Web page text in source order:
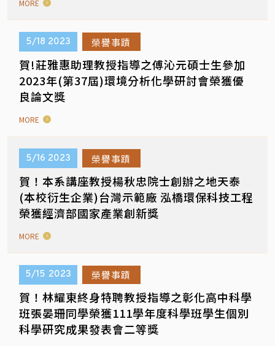
MORE
5/18 2023 榮譽事蹟
賀!莊雅惠助理教授指導之傅沁元碩士生參加
2023年(第37屆)環境分析化學研討會榮獲優
良論文獎
MORE
5/16 2023 榮譽事蹟
賀！本系講座教授楊秋忠院士創辦之地天泰
(本校衍生企業)台灣示範廠 泓橋環保科技工程
榮獲經濟部國家產業創新獎
MORE
5/15 2023 榮譽事蹟
賀！林耀東終身特聘教授指導之彰化高中科學
班張晏珊同學榮獲111學年度科學班學生個別
科學研究成果發表會二等獎